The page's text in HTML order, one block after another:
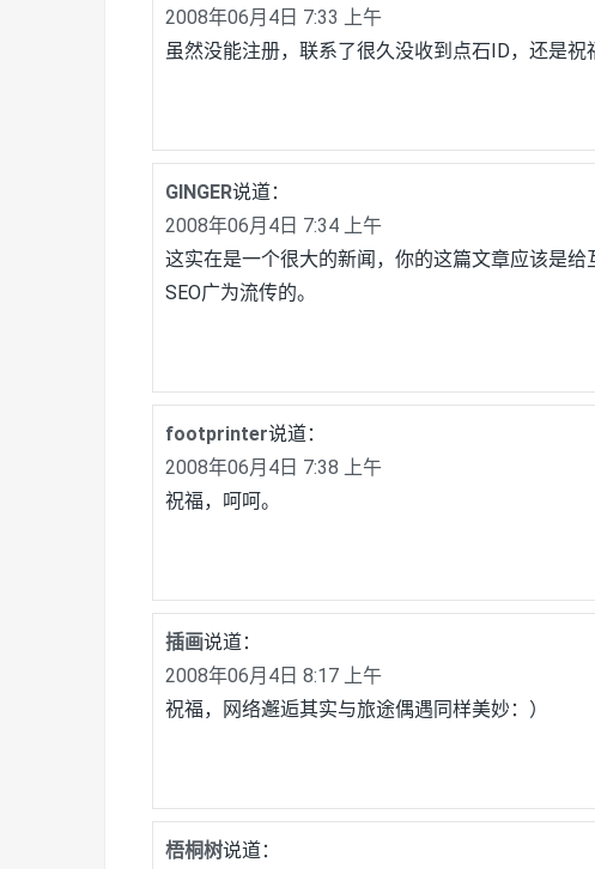
2008年06月4日 7:33 上午
虽然没能注册，联系了很久没收到点石ID，还是祝
GINGER说道：
2008年06月4日 7:34 上午
这实在是一个很大的新闻，你的这篇文章应该是
SEO广为流传的。
footprinter说道：
2008年06月4日 7:38 上午
祝福，呵呵。
插画说道：
2008年06月4日 8:17 上午
祝福，网络邂逅其实与旅途偶遇同样美妙：）
梧桐树说道：